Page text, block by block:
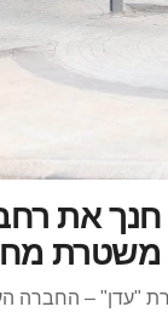
חנך את
– החברה